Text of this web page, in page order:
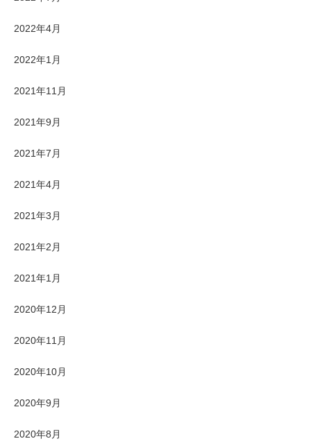
2022年4月
2022年1月
2021年11月
2021年9月
2021年7月
2021年4月
2021年3月
2021年2月
2021年1月
2020年12月
2020年11月
2020年10月
2020年9月
2020年8月